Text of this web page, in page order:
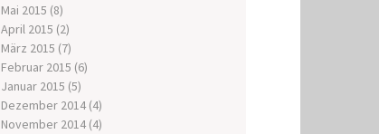
Mai 2015 (8)
April 2015 (2)
März 2015 (7)
Februar 2015 (6)
Januar 2015 (5)
Dezember 2014 (4)
November 2014 (4)